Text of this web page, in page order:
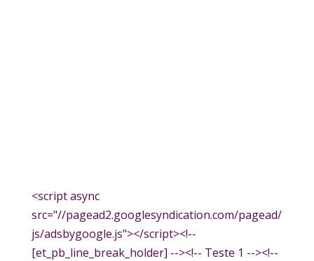
<script async
src="//pagead2.googlesyndication.com/pagead/
js/adsbygoogle.js"></script><!--
[et_pb_line_break_holder] --><!-- Teste 1 --><!--